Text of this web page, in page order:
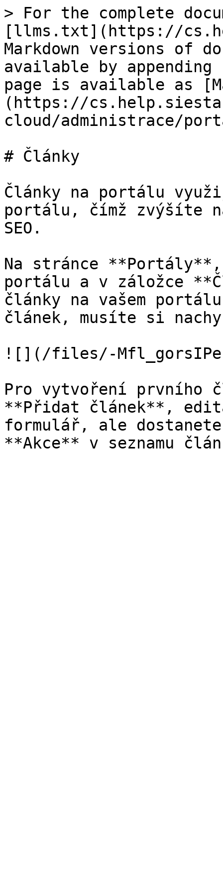
> For the complete
[llms.txt](https://
Markdown versions of
available by
page is available as
(https://
cloud/administrace/
# Články
Články na portálu
portálu, čímž zvýšíte
SEO.
Na stránce
portálu a v záložce
články na vašem
článek, musíte si
![](/files/-
Pro vytvoření prvního
**Přidat článek**,
formulář, ale